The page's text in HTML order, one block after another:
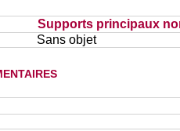
Supports principaux
Sans objet